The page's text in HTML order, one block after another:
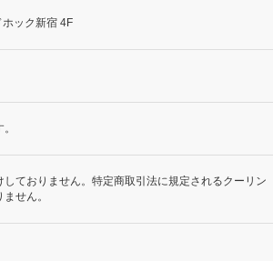
ック新宿 4F
ておりません。特定商取引法に規定されるクーリン
せん。